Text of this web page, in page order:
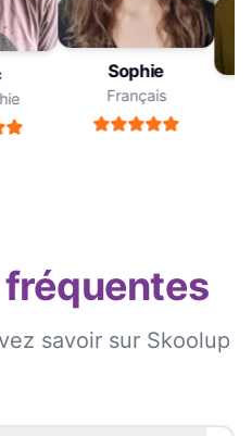
Sophie
Français
fréquentes
savoir sur Skoolup